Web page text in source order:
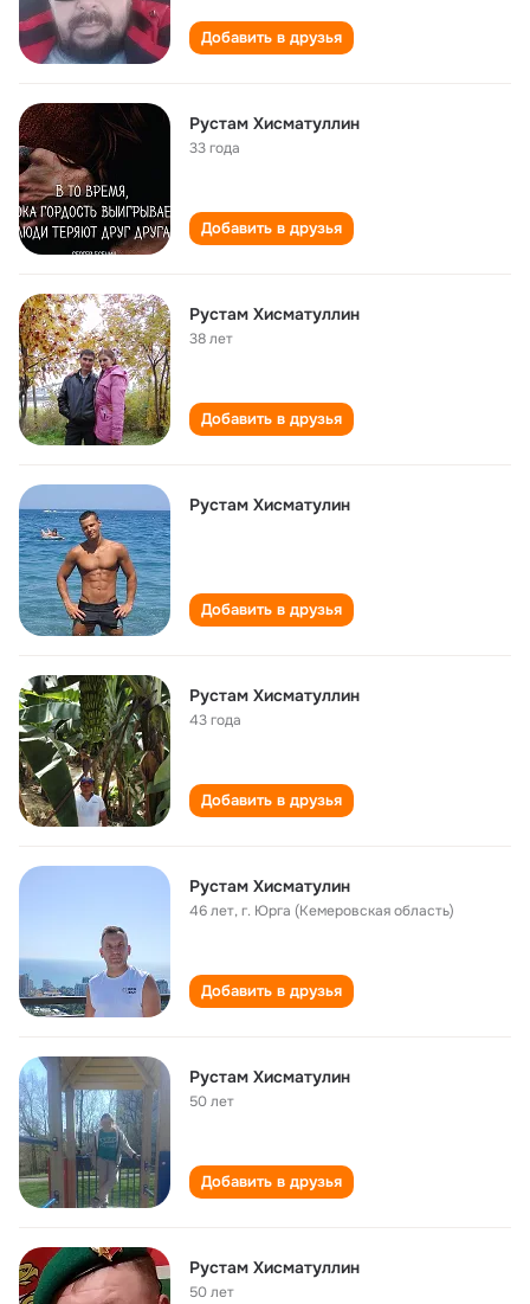
Добавить в друзья
Рустам Хисматуллин
33 года
Добавить в друзья
Рустам Хисматуллин
38 лет
Добавить в друзья
Рустам Хисматулин
Добавить в друзья
Рустам Хисматуллин
43 года
Добавить в друзья
Рустам Хисматулин
46 лет,г. Юрга (Кемеровская область)
Добавить в друзья
Рустам Хисматулин
50 лет
Добавить в друзья
Рустам Хисматуллин
50 лет